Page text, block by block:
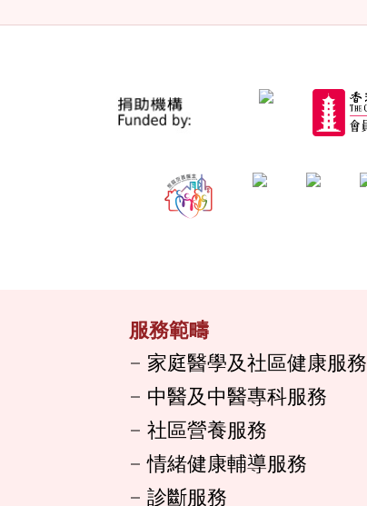
服務範疇
家庭醫學及社區健康服務
中醫及中醫專科服務
社區營養服務
情緒健康輔導服務
診斷服務